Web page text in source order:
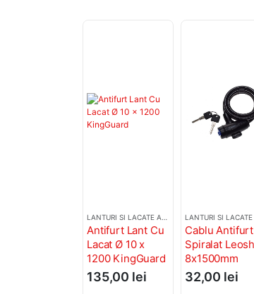
Antifurt Lant Cu
Lacat Ø 10 x
1200 KingGuard
135,00 lei
Cablu Antifurt
Spiralat
8x1500mm
32,00 lei